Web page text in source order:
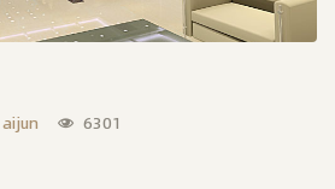
aijun 6301